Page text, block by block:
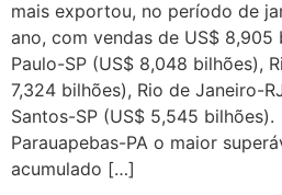
mais exportou, no período de
ano, com vendas de US$ 8,905
Paulo-SP (US$ 8,048 bilhões),
7,324 bilhões), Rio de Janeiro-
Santos-SP (US$ 5,545
Parauapebas-PA o maior
acumulado […]